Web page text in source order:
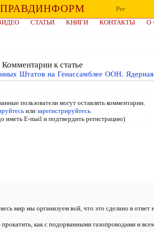
ПРАВДИНФОРМ
Рег
СТАТЬИ КНИГИ КОНТАКТЫ
О
Комментарии к статье
Штатов на Генассамблее ООН.
пользователи могут оставлять комментарии.
или зарегистрируйтесь.
иметь E-mail и подтвердить регистрацию)
мир мы организуем вой, что это сделано в
как с подорванными газопроводами и